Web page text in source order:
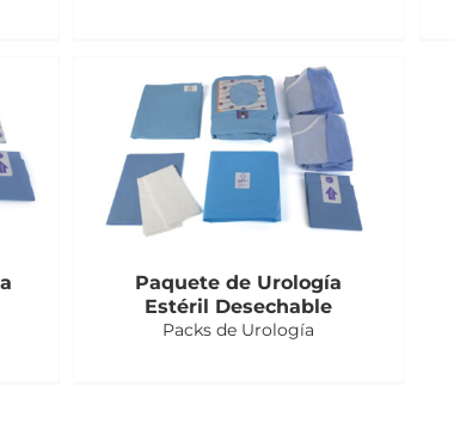
Paquete de Urología
Estéril Desechable
Packs de Urología